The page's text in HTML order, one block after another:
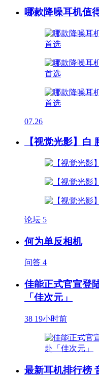
哪款降噪耳机值
07.26
【视觉光影】白
论坛 5
何为单反相机
问答 4
佳能正式官宣登
「佳次元」
38 19小时前
最新耳机排行榜